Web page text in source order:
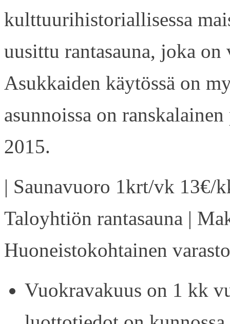
kulttuurihistoriallisessa
uusittu rantasauna, joka
Asukkaiden käytössä on
asunnoissa on
2015.
| Saunavuoro 1krt/vk 13€/
Taloyhtiön rantasauna |
Huoneistokohtainen
Vuokravakuus on 1 kk